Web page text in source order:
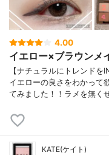
4.00
イエロー×ブラウンメ
【ナチュラルにトレンド
イエローの良さをわかって
てみました！！ラメを無く
KATE(ケイト)